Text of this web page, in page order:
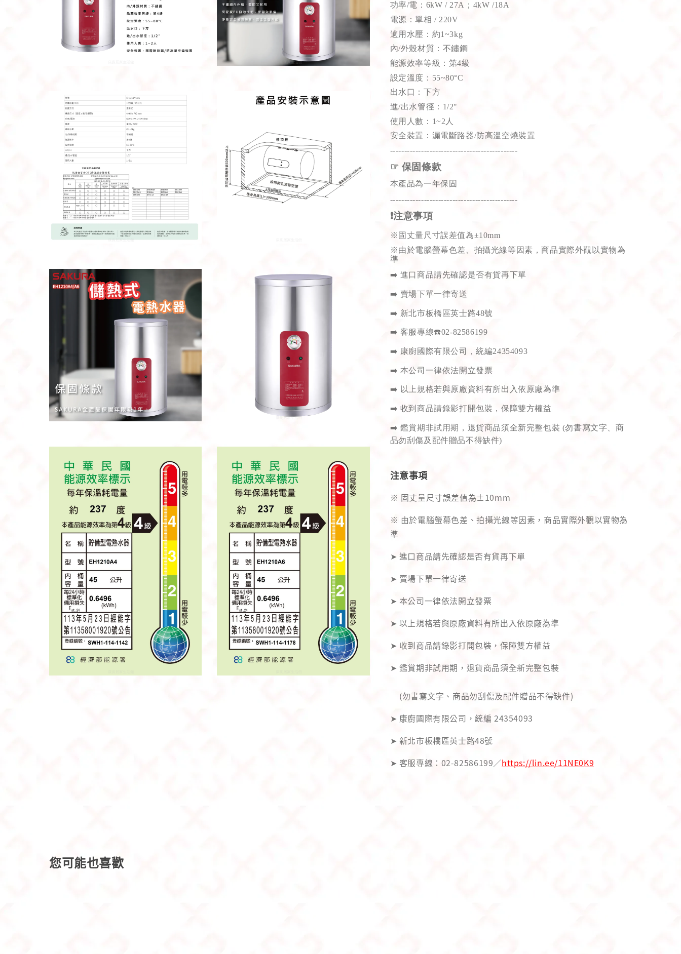
功率/電：6kW / 27A；4kW /18A
電源：單相 / 220V
適用水壓：約1~3kg
內/外殼材質：不鏽鋼
能源效率等級：第4級
設定溫度：55~80°C
出水口：下方
進/出水管徑：1/2"
使用人數：1~2人
安全裝置：漏電斷路器/防高溫空燒裝置
---------------------------------------------
☞ 保固條款
本產品為一年保固
---------------------------------------------
❗注意事項
※ 固丈量尺寸誤差值為±10mm
※由於電腦螢幕色差、拍攝光線等因素，商品實際外觀以實物為
準
➡️ 進口商品請先確認是否有貨再下單
➡️ 賣場下單一律寄送
➡️ 新北市板橋區英士路48號
➡️ 客服專線☎️02-82586199
➡️ 康廚國際有限公司，統編24354093
➡️ 本公司一律依法開立發票
➡️ 以上規格若與原廠資料有所出入依原廠為準
➡️ 收到商品請錄影打開包裝，保障雙方權益
➡️ 鑑賞期非試用期，退貨商品須全新完整包裝 (勿書寫文字、商
品勿刮傷及配件贈品不得缺件)
注意事項
※ 固丈量尺寸誤差值為±10mm
※ 由於電腦螢幕色差、拍攝光線等因素，商品實際外觀以實物為
準
➤ 進口商品請先確認是否有貨再下單
➤ 賣場下單一律寄送
➤ 本公司一律依法開立發票
➤ 以上規格若與原廠資料有所出入依原廠為準
➤ 收到商品請錄影打開包裝，保障雙方權益
(勿書寫文字、商品勿刮傷及配件贈品不得缺件)
➤ 康廚國際有限公司，統編 24354093
➤ 新北市板橋區英士路48號
➤ 客服專線：02-82586199／https://lin.ee/11NE0K9
您可能也喜歡